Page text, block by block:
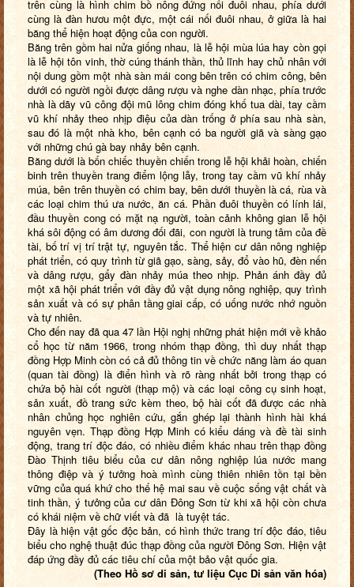
trên cùng là hình chim bồ nông đứng nối đuôi nhau, phía dưới
cùng là đàn hươu một đực, một cái nối đuôi nhau, ở giữa là hai
băng thể hiện hoạt động của con người.
Băng trên gồm hai nửa giống nhau, là lễ hội mùa lúa hay còn gọi
là lễ hội tôn vinh, thờ cúng thánh thần, thủ lĩnh hay chủ nhân với
nội dung gồm một nhà sàn mái cong bên trên có chim công, bên
dưới có người ngồi được dâng rượu và nghe dàn nhạc, phía trước
nhà là dãy vũ công đội mũ lông chim đóng khố tua dài, tay cầm
vũ khí nhảy theo nhịp điệu của dàn trống ở phía sau nhà sàn,
sau đó là một nhà kho, bên cạnh có ba người giã và sàng gạo
với những chú gà bay nhảy bên cạnh.
Băng dưới là bốn chiếc thuyền chiến trong lễ hội khải hoàn, chiến
binh trên thuyền trang điểm lộng lẫy, trong tay cầm vũ khí nhảy
múa, bên trên thuyền có chim bay, bên dưới thuyền là cá, rùa và
các loại chim thú ưa nước, ăn cá. Phần đuôi thuyền có lính lái,
đầu thuyền cong có mặt nạ người, toàn cảnh không gian lễ hội
khá sôi động có âm dương đối đãi, con người là trung tâm của đề
tài, bố trí vị trí trật tự, nguyên tắc. Thể hiện cư dân nông nghiệp
phát triển, có quy trình từ giã gạo, sàng, sảy, đổ vào hũ, đèn nến
và dâng rượu, gẩy đàn nhảy múa theo nhịp. Phản ánh đầy đủ
một xã hội phát triển với đầy đủ vật dụng nông nghiệp, quy trình
sản xuất và có sự phân tầng giai cấp, có uống nước nhớ nguồn
và tự nhiên.
Cho đến nay đã qua 47 lần Hội nghị những phát hiện mới về khảo
cổ học từ năm 1966, trong nhóm thạp đồng, thì duy nhất thạp
đồng Hợp Minh còn có cả đủ thông tin về chức năng làm áo quan
(quan tài đồng) là điển hình và rõ ràng nhất bởi trong thạp có
chứa bộ hài cốt người (thạp mộ) và các loại công cụ sinh hoạt,
sản xuất, đồ trang sức kèm theo, bộ hài cốt đã được các nhà
nhân chủng học nghiên cứu, gắn ghép lại thành hình hài khá
nguyên vẹn. Thạp đồng Hợp Minh có kiểu dáng và đề tài sinh
động, trang trí độc đáo, có nhiều điểm khác nhau trên thạp đồng
Đào Thịnh tiêu biểu của cư dân nông nghiệp lúa nước mang
thông điệp và ý tưởng hoà mình cùng thiên nhiên tồn tại bền
vững của quá khứ cho thế hệ mai sau về cuộc sống vật chất và
tinh thần, ý tưởng của cư dân Đông Sơn từ khi xã hội còn chưa
có khái niệm về chữ viết và đã là tuyệt tác.
Đây là hiện vật gốc độc bản, có hình thức trang trí độc đáo, tiêu
biểu cho nghệ thuật đúc thạp đồng của người Đông Sơn. Hiện vật
đáp ứng đầy đủ các tiêu chí của một bảo vật quốc gia.
(Theo Hồ sơ di sản, tư liệu Cục Di sản văn hóa)